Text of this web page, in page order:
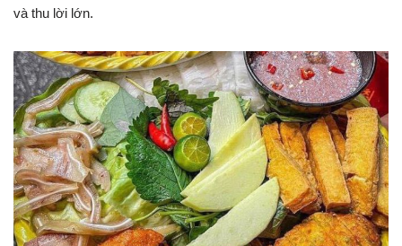
và thu lời lớn.